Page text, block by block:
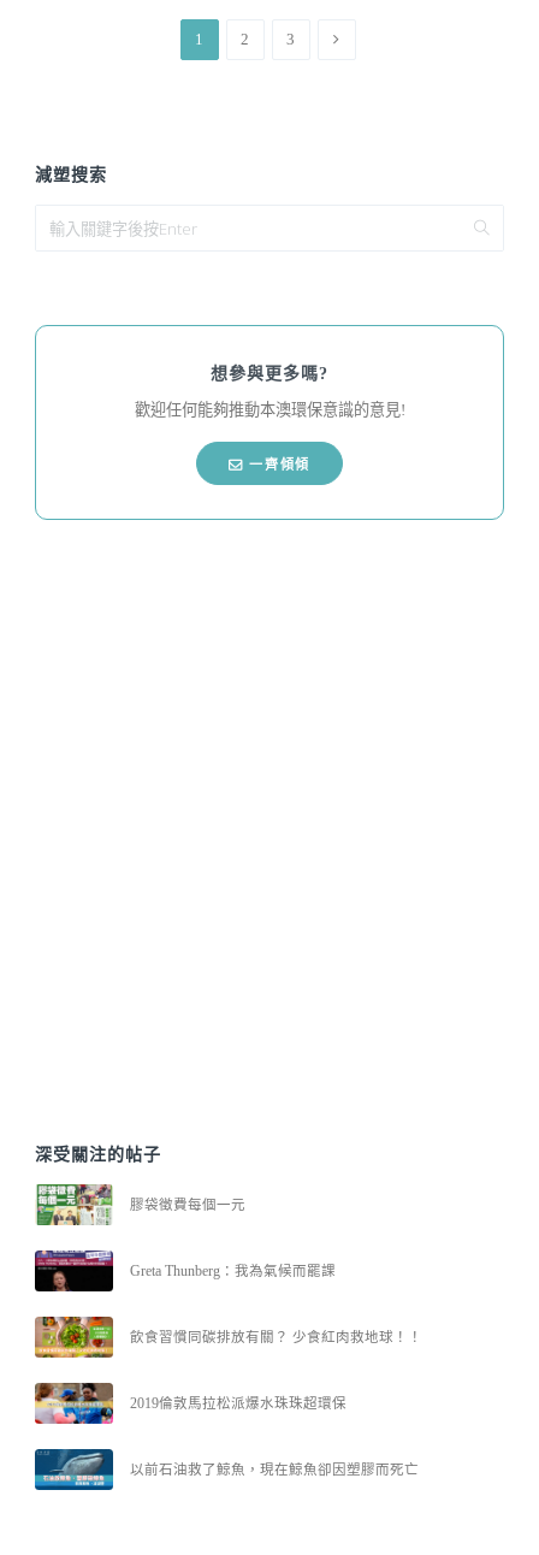
1 2 3
減塑搜索
想參與更多嗎?
歡迎任何能夠推動本澳環保意識的意見!
一齊傾傾
深受關注的帖子
膠袋徵費每個一元
Greta Thunberg：我為氣候而罷課
飲食習慣同碳排放有關？ 少食紅肉救地球！！
2019倫敦馬拉松派爆水珠珠超環保
以前石油救了鯨魚，現在鯨魚卻因塑膠而死亡